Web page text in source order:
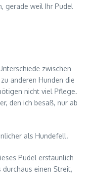
gerade weil Ihr Pudel
zwischen
anderen Hunden die
nicht viel Pflege.
den ich besaß, nur ab
als Hundefell.
Pudel erstaunlich
einen Streit,